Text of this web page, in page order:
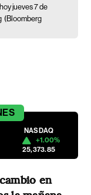
jueves 7 de
(Bloomberg
NASDAQ
+1.00%
25,373.85
en